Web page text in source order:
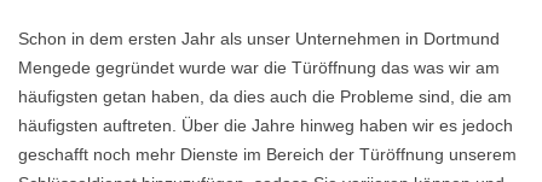
Schon in dem ersten Jahr als unser Unternehmen in Dortmund
Mengede gegründet wurde war die Türöffnung das was wir am
häufigsten getan haben, da dies auch die Probleme sind, die am
häufigsten auftreten. Über die Jahre hinweg haben wir es jedoch
geschafft noch mehr Dienste im Bereich der Türöffnung unserem